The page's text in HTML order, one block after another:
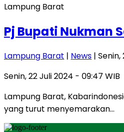
Lampung Barat
Pj Bupati Nukman
Lampung Barat | News |
Senin, 22 Juli 2024 - 09:47 WIB
Lampung Barat,
yang turut menyemarakan…